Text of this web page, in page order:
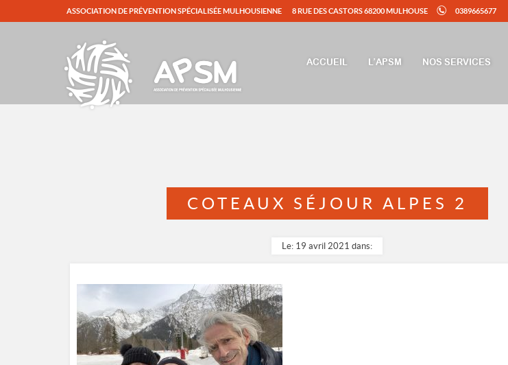
ASSOCIATION DE PRÉVENTION SPÉCIALISÉE MULHOUSIENNE 8 RUE DES CASTORS 68200 MULHOUSE 0389665677
ACCUEIL L’APSM NOS SERVICES
COTEAUX SÉJOUR ALPES 2
Le: 19 avril 2021 dans: